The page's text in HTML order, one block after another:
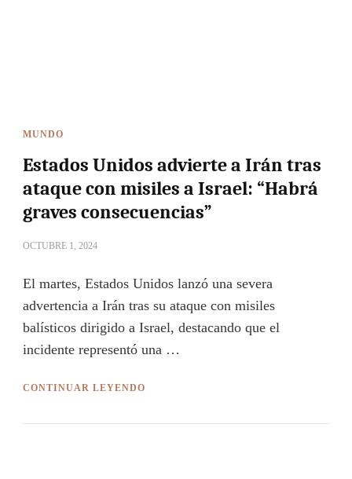
MUNDO
Estados Unidos advierte a Irán tras
ataque con misiles a Israel: “Habrá
graves consecuencias”
OCTUBRE 1, 2024
El martes, Estados Unidos lanzó una severa
advertencia a Irán tras su ataque con misiles
balísticos dirigido a Israel, destacando que el
incidente representó una …
CONTINUAR LEYENDO